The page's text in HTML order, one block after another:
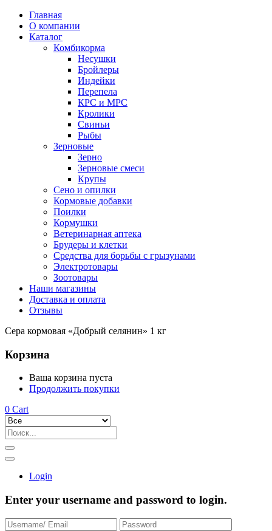
Главная
О компании
Каталог
Комбикорма
Несушки
Бройлеры
Индейки
Перепела
КРС и МРС
Кролики
Свиньи
Рыбы
Зерновые
Зерно
Зерновые смеси
Крупы
Сено и опилки
Кормовые добавки
Поилки
Кормушки
Ветеринарная аптека
Брудеры и клетки
Средства для борьбы с грызунами
Электротовары
Зоотовары
Наши магазины
Доставка и оплата
Отзывы
Сера кормовая «Добрый селянин» 1 кг
Корзина
Ваша корзина пуста
Продолжить покупки
0 Cart
Login
Enter your username and password to login.